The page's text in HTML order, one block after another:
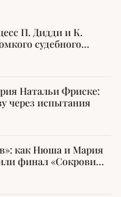
П. Дидди и К.
судебного
Натальи Фриске:
через испытания
как Нюша и Мария
финал «Сокровищ